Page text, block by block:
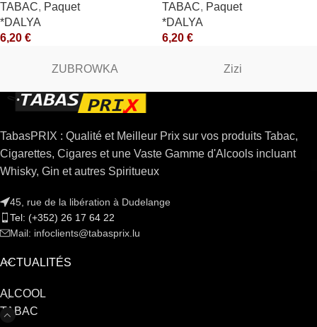
TABAC, Paquet
*DALYA
6,20 €
TABAC, Paquet
*DALYA
6,20 €
ZUBROWKA Zizi
TabasPRIX : Qualité et Meilleur Prix sur vos produits Tabac,
Cigarettes, Cigares et une Vaste Gamme d'Alcools incluant
Whisky, Gin et autres Spiritueux
45, rue de la libération à Dudelange
Tel: (+352) 26 17 64 22
Mail: infoclients@tabasprix.lu
ACTUALITÉS
ALCOOL
TABAC